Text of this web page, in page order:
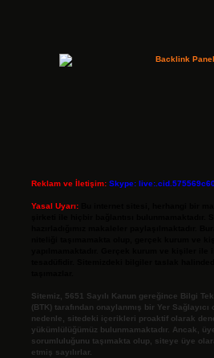
Reklam ve İletişim: Skype:
Yasal Uyarı:
Sitemiz, 5651 Sayılı Kanun gereğince Bilgi
(BTK) tarafından onaylanmış bir Yer
nedenle, sitedeki içerikleri proaktif olarak
yükümlülüğümüz bulunmamaktadır. Ancak,
sorumluluğunu taşımakta olup, siteye üye
etmiş sayılırlar.